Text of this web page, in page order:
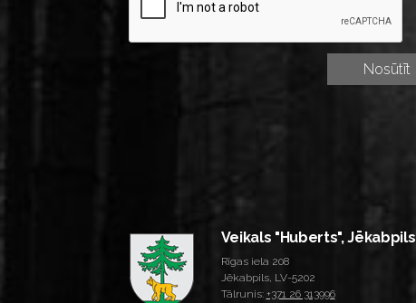
Veikals "Huberts", Jēkabpils
Rīgas iela 208
Jēkabpils, LV-5202
Tālrunis: +371 26 313996